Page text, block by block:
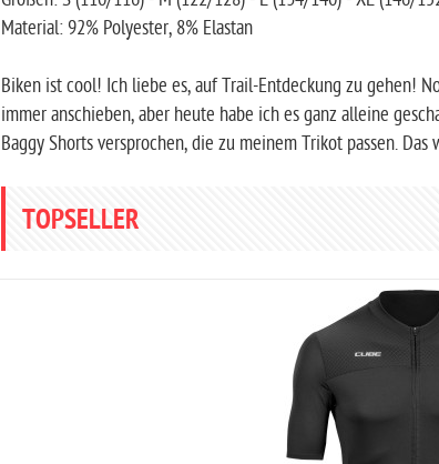
Material: 92% Polyester, 8% Elastan
Biken ist cool! Ich liebe es, auf Trail-Entdeckung zu gehen!
immer anschieben, aber heute habe ich es ganz alleine
Baggy Shorts versprochen, die zu meinem Trikot passen.
TOPSELLER